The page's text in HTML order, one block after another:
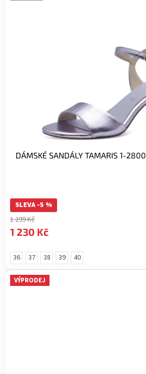
DÁMSKÉ SANDÁLY TAMARIS 1-
SLEVA -5 %
1 299 Kč
1 230 Kč
36 37 38 39 40
VÝPRODEJ